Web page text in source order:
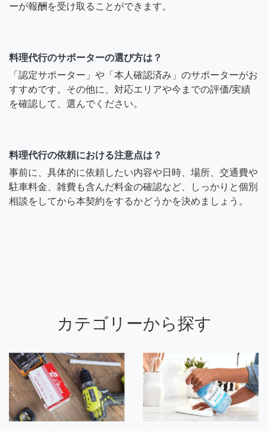
ーが報酬を受け取ることができます。
料理代行のサポーターの選び方は？
「認定サポーター」や「本人確認済み」のサポーターがお
すすめです。その他に、対応エリアや今までの評価/実績
を確認して、選んでください。
料理代行の依頼における注意点は？
事前に、具体的に依頼したい内容や日時、場所、交通費や
駐車料金、雑費も含んだ料金の確認など、しっかりと個別
相談をしてから本契約をするかどうかを決めましょう。
カテゴリーから探す